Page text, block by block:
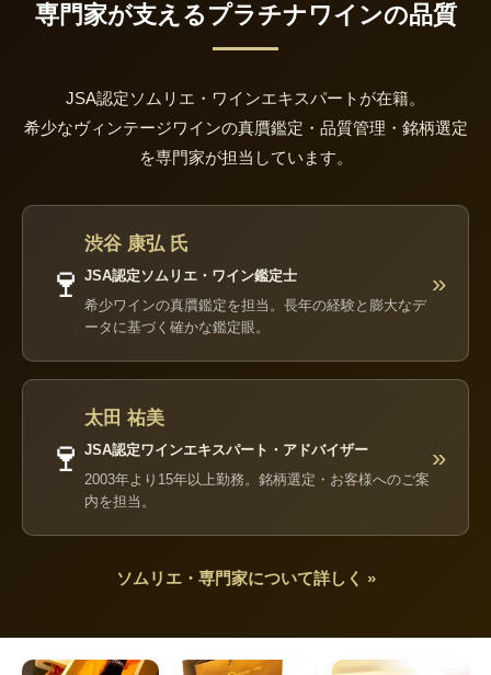
専門家が支えるプラチナワインの品質
JSA認定ソムリエ・ワインエキスパートが在籍。
希少なヴィンテージワインの真贋鑑定・品質管理・銘柄選定
を専門家が担当しています。
🍷
渋谷 康弘 氏
JSA認定ソムリエ・ワイン鑑定士
希少ワインの真贋鑑定を担当。長年の経験と膨大なデ
ータに基づく確かな鑑定眼。
»
🍷
太田 祐美
JSA認定ワインエキスパート・アドバイザー
2003年より15年以上勤務。銘柄選定・お客様へのご案
内を担当。
»
ソムリエ・専門家について詳しく »